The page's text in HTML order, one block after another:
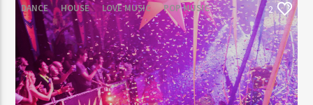
CURRENT TRACK
TITLE
ARTIST
DANCE HOUSE LOVE MUSIC POP MUSIC 2